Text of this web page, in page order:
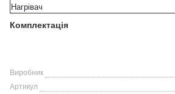
Комплектація
Нагрівач
Виробник
Артикул